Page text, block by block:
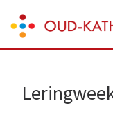
to
content
Enter)
Oud-